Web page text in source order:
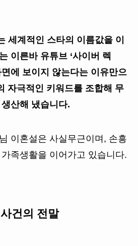
세계적인 스타의 이름값을 이
이른바 유튜브 ‘사이버 렉
에 보이지 않는다는 이유만으
자극적인 키워드를 조합해 무
산해 냈습니다.
이혼설은 사실무근이며, 손흥
족생활을 이어가고 있습니다.
건의 전말